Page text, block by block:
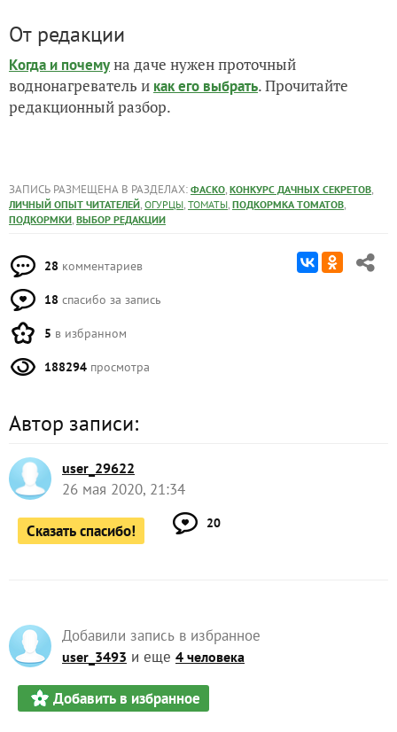
От редакции
Когда и почемуна даче нужен проточный
воднонагреватель и как его выбрать. Прочитайте
редакционный разбор.
ЗАПИСЬ РАЗМЕЩЕНА В РАЗДЕЛАХ: ФАСКО, КОНКУРС ДАЧНЫХ СЕКРЕТОВ,
ЛИЧНЫЙ ОПЫТ ЧИТАТЕЛЕЙ, ОГУРЦЫ, ТОМАТЫ, ПОДКОРМКА ТОМАТОВ,
ПОДКОРМКИ, ВЫБОР РЕДАКЦИИ
28 комментариев
18 спасибо за запись
5 в избранном
188294 просмотра
Автор записи:
user_29622
26 мая 2020, 21:34
Сказать спасибо! 20
Добавили запись в избранное
user_3493 и еще 4 человека
Добавить в избранное